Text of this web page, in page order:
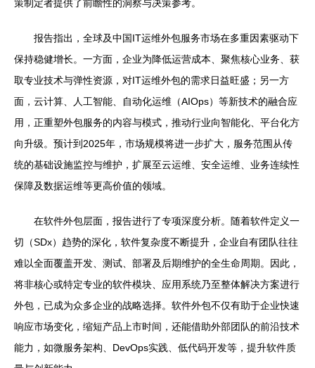
策制定者提供了前瞻性的洞察与决策参考。
报告指出，全球及中国IT运维外包服务市场在多重因素驱动下
保持稳健增长。一方面，企业为降低运营成本、聚焦核心业务、获
取专业技术与弹性资源，对IT运维外包的需求日益旺盛；另一方
面，云计算、人工智能、自动化运维（AIOps）等新技术的融合应
用，正重塑外包服务的内容与模式，推动行业向智能化、平台化方
向升级。预计到2025年，市场规模将进一步扩大，服务范围从传
统的基础设施监控与维护，扩展至云运维、安全运维、业务连续性
保障及数据运维等更高价值的领域。
在软件外包层面，报告进行了专项深度分析。随着软件定义一
切（SDx）趋势的深化，软件复杂度不断提升，企业自有团队往往
难以全面覆盖开发、测试、部署及后期维护的全生命周期。因此，
将非核心或特定专业的软件模块、应用系统乃至整体解决方案进行
外包，已成为众多企业的战略选择。软件外包不仅有助于企业快速
响应市场变化，缩短产品上市时间，还能借助外部团队的前沿技术
能力，如微服务架构、DevOps实践、低代码开发等，提升软件质